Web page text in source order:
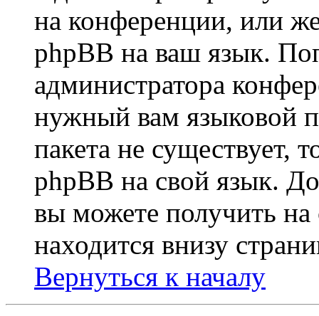
на конференции, или
phpBB на ваш язык.
администратора
нужный вам языковой
пакета не существует,
phpBB на свой язык.
вы можете получить на
находится внизу
Вернуться к началу